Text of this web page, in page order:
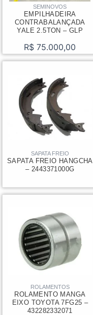
SEMINOVOS
EMPILHADEIRA
CONTRABALANÇADA
YALE 2.5TON – GLP
R$ 75.000,00
SAPATA FREIO
SAPATA FREIO HANGCHA
– 2443371000G
ROLAMENTOS
ROLAMENTO MANGA
EIXO TOYOTA 7FG25 –
432282332071